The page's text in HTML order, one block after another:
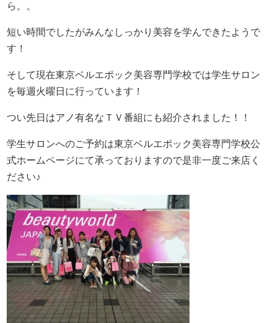
ら。。
短い時間でしたがみんなしっかり美容を学んできたようで
す！
そして現在東京ベルエポック美容専門学校では学生サロン
を毎週火曜日に行っています！
つい先日はアノ有名なＴＶ番組にも紹介されました！！
学生サロンへのご予約は東京ベルエポック美容専門学校公
式ホームページにて承っておりますので是非一度ご来店く
ださい♪